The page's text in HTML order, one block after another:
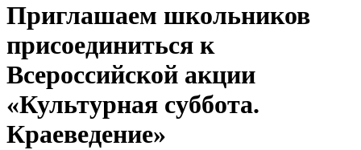
Приглашаем школьников
присоединиться к
Всероссийской акции
«Культурная суббота.
Краеведение»